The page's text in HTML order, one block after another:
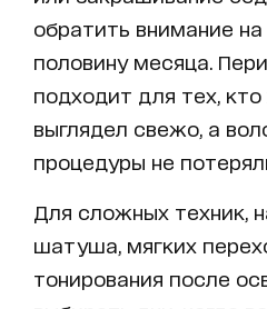
обратить внимание
половину месяца.
подходит для тех,
выглядел свежо, а
процедуры не
Для сложных техник,
шатуша, мягких
тонирования после